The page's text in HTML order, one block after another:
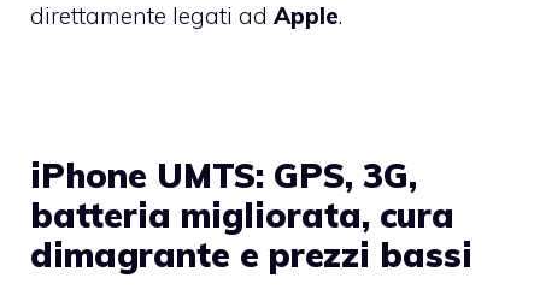
direttamente legati ad Apple.
iPhone UMTS: GPS, 3G,
batteria migliorata, cura
dimagrante e prezzi bassi